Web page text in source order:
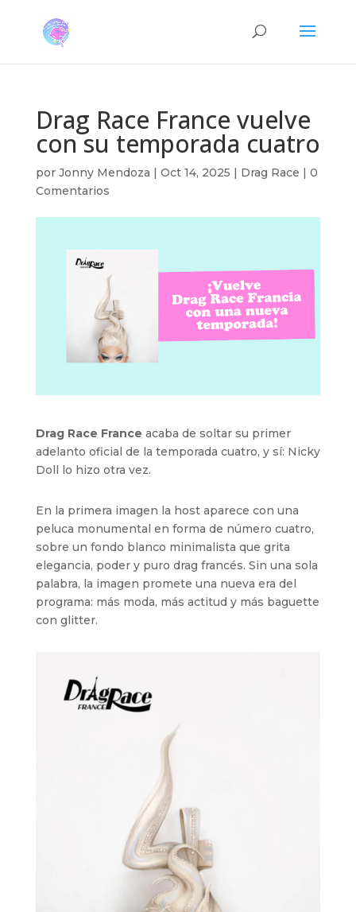
Drag Race France vuelve
con su temporada cuatro
por Jonny Mendoza | Oct 14, 2025 | Drag Race | 0
Comentarios
Drag Race France acaba de soltar su primer
adelanto oficial de la temporada cuatro, y sí: Nicky
Doll lo hizo otra vez.
En la primera imagen la host aparece con una
peluca monumental en forma de número cuatro,
sobre un fondo blanco minimalista que grita
elegancia, poder y puro drag francés. Sin una sola
palabra, la imagen promete una nueva era del
programa: más moda, más actitud y más baguette
con glitter.